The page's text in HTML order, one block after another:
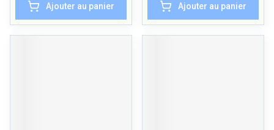
Ajouter au panier Ajouter au panier